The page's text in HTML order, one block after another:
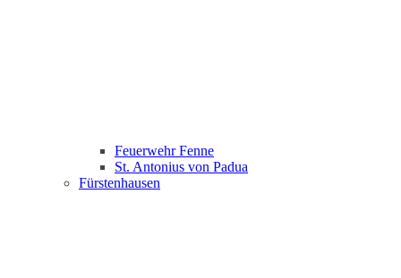
Feuerwehr Fenne
St. Antonius von Padua
Fürstenhausen